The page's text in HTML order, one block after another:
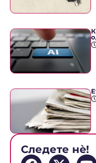
Следете нè!